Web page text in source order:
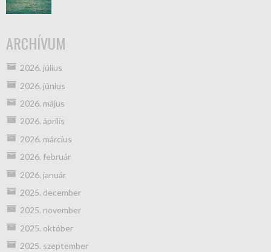
ARCHÍVUM
2026. július
2026. június
2026. május
2026. április
2026. március
2026. február
2026. január
2025. december
2025. november
2025. október
2025. szeptember